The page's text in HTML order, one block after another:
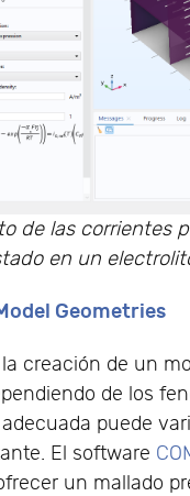
de las corrientes
en un
Geometries
creación de un
de los
puede
El software
un mallado